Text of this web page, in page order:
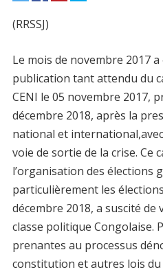
(RRSSJ)
Le mois de novembre 2017
publication tant attendu du
CENI le 05 novembre 2017,
décembre 2018, après la
national et
voie de sortie de la crise. Ce
l’organisation des élections
particulièrement les
décembre 2018, a suscité
classe politique Congolaise.
prenantes au processus
constitution et autres lois du